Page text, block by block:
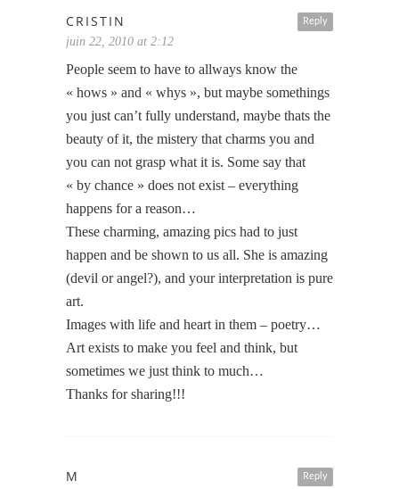
Reply
CRISTIN
juin 22, 2010 at 2:12
People seem to have to allways know the
« hows » and « whys », but maybe somethings
you just can’t fully understand, maybe thats the
beauty of it, the mistery that charms you and
you can not grasp what it is. Some say that
« by chance » does not exist – everything
happens for a reason…
These charming, amazing pics had to just
happen and be shown to us all. She is amazing
(devil or angel?), and your interpretation is pure
art.
Images with life and heart in them – poetry…
Art exists to make you feel and think, but
sometimes we just think to much…
Thanks for sharing!!!
Reply
M